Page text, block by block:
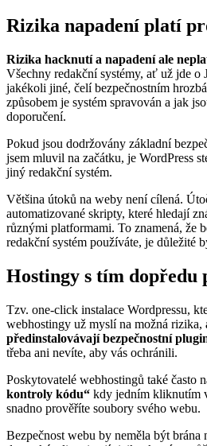
Rizika napadení platí
Rizika hacknutí a napadení ale
Všechny redakční systémy, ať už jde o
jakékoli jiné, čelí bezpečnostním
způsobem je systém spravován a jak
doporučení.
Pokud jsou dodržovány základní
jsem mluvil na začátku, je WordPress
jiný redakční systém.
Většina útoků na weby není cílená.
automatizované skripty, které hledají
různými platformami. To znamená, že
redakční systém používáte, je důležité
Hostingy s tím dopředu
Tzv. one-click instalace Wordpressu,
webhostingy už myslí na možná rizika,
předinstalovávají bezpečnostní
třeba ani nevíte, aby vás ochránili.
Poskytovatelé webhostingů také často
kontroly kódu“ kdy jedním kliknutím
snadno prověříte soubory svého webu.
Bezpečnost webu by neměla být brána